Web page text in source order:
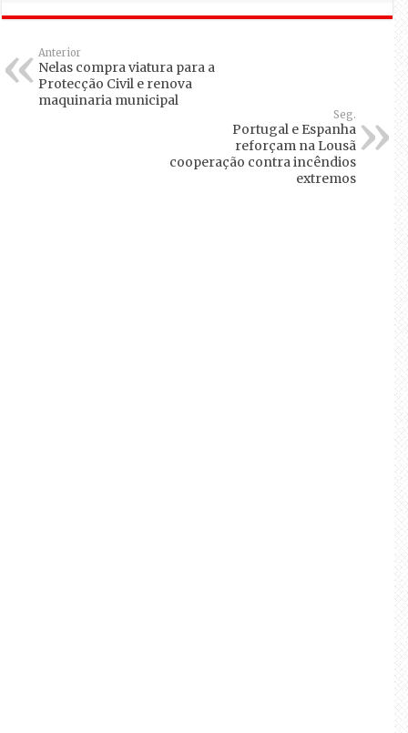
Anterior
Nelas compra viatura para a
Protecção Civil e renova
maquinaria municipal
Seg.
Portugal e Espanha
reforçam na Lousã
cooperação contra incêndios
extremos